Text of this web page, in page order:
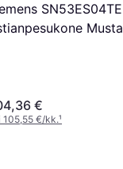
SN53ES04TE
Musta
€
105,55 €/kk.¹